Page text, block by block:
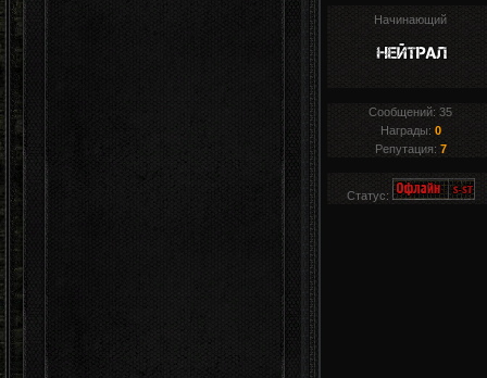
Начинающий
Сообщений:35
Награды: 0
Репутация: 7
Статус: